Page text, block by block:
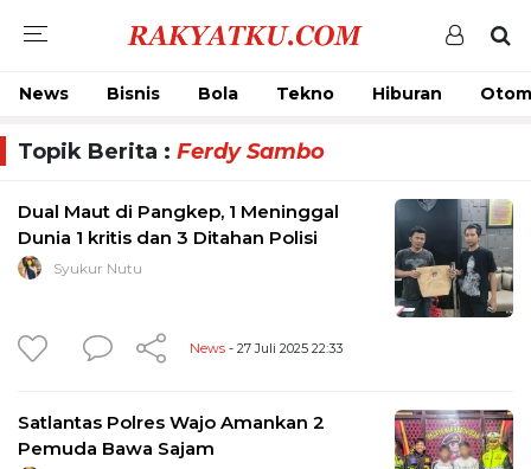
News Bisnis Bola Tekno Hiburan
Topik Berita : Ferdy Sambo
Dual Maut di Pangkep, 1 Meninggal
Dunia 1 kritis dan 3 Ditahan Polisi
Syukur Nutu
News - 27 Juli 2025 22:33
Satlantas Polres Wajo Amankan 2
Pemuda Bawa Sajam